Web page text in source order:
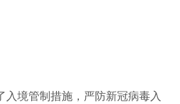
境管制措施，严防新冠病毒入